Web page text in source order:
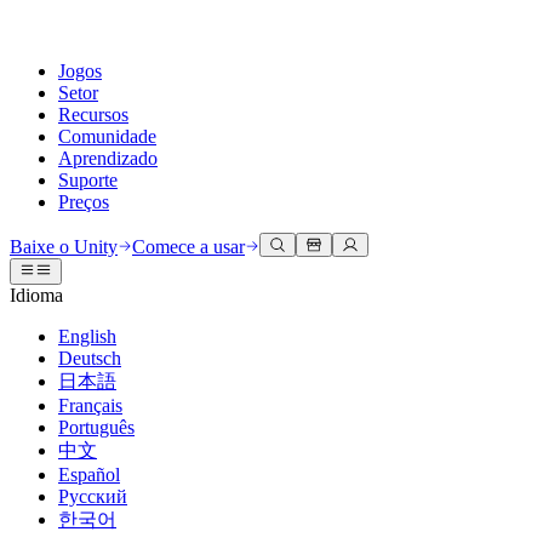
Jogos
Setor
Recursos
Comunidade
Aprendizado
Suporte
Preços
Engine do Unity
Crie jogos 2D e 3D para qualquer plataforma
Colaboração
Colabore e itere rapidamente com sua equipe
Baixe o Unity
Planos e preços
Implante
Multiplataforma
Colaboração 3D
Construa e revise projetos 3D em tempo real
Treinamento imersivo
Treine em ambientes imersivos
Experiências do cliente
Crie experiências interativas em 3D
Setores
Manufatura
Documentação
Ferramentas de desenvolvedor
Versões de lançamento e rastreador de problemas
Roteiro
Revisar recursos futuros
Glossário
Discussões
Eventos
Eventos globais e locais
Histórias da comunidade
Made with Unity
Mostrando criadores do Unity
Unity Learn
Domine habilidades do Unity gratuitamente
Treinamento profissional
Aprimore sua equipe com treinadores do Unity
É iniciante no Unity?
Conceitos básicos
Inicie seu aprendizado
Caminhos Essenciais do Unity
Obter ajuda
Ajudando você a ter sucesso com Unity
Planos de sucesso
Alcance seus objetivos mais rápido com suporte especializado
Perguntas frequentes
Respostas para perguntas comuns
Entre em contato conosco
Conecte-se com nossa equipe
Baixe o Unity Comece a usar
Idioma
English
Deutsch
日本語
Français
Português
中文
Español
Русский
한국어